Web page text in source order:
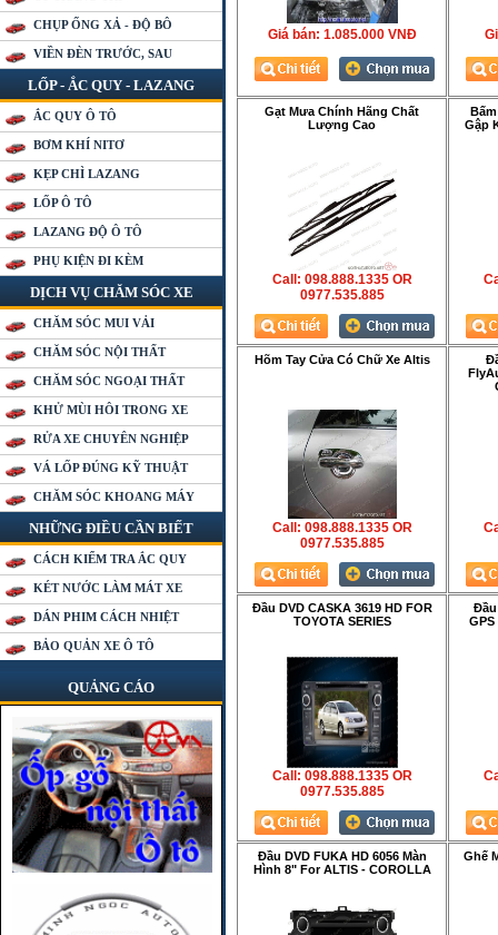
CHỤP ỐNG XẢ - ĐỘ BÔ
VIỀN ĐÈN TRƯỚC, SAU
LỐP - ẮC QUY - LAZANG
ẮC QUY Ô TÔ
BƠM KHÍ NITƠ
KẸP CHÌ LAZANG
LỐP Ô TÔ
LAZANG ĐỘ Ô TÔ
PHỤ KIỆN ĐI KÈM
DỊCH VỤ CHĂM SÓC XE
CHĂM SÓC MUI VẢI
CHĂM SÓC NỘI THẤT
CHĂM SÓC NGOẠI THẤT
KHỬ MÙI HÔI TRONG XE
RỬA XE CHUYÊN NGHIỆP
VÁ LỐP ĐÚNG KỸ THUẬT
CHĂM SÓC KHOANG MÁY
NHỮNG ĐIỀU CẦN BIẾT
CÁCH KIỂM TRA ẮC QUY
KÉT NƯỚC LÀM MÁT XE
DÁN PHIM CÁCH NHIỆT
BẢO QUẢN XE Ô TÔ
QUẢNG CÁO
Giá bán: 1.085.000 VNÐ
Gạt Mưa Chính Hãng Chất
Lượng Cao
Call: 098.888.1335 OR
0977.535.885
Gập
Hõm Tay Cửa Có Chữ Xe Altis
Call: 098.888.1335 OR
0977.535.885
Đầu DVD CASKA 3619 HD FOR
TOYOTA SERIES
Call: 098.888.1335 OR
0977.535.885
Đầu
Đầu DVD FUKA HD 6056 Màn
Hình 8" For ALTIS - COROLLA
Ghế